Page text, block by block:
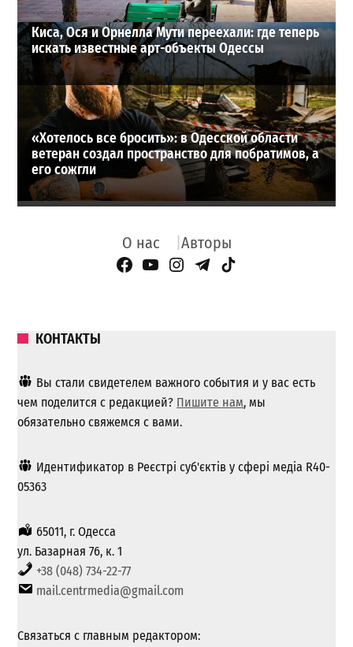
Киса, Ося и Орнелла Мути переехали: где теперь
искать известные арт-объекты Одессы
«Хотелось все бросить»: в Одесской области
ветеран создал пространство для побратимов, а
его сожгли
О нас Авторы
Facebook Page
YouTube
Instagram
Telegram
TikTok
КОНТАКТЫ
Вы стали свидетелем важного события и у вас есть
чем поделится с редакцией? Пишите нам, мы
обязательно свяжемся с вами.
Идентификатор в Реєстрі суб'єктів у сфері медіа R40-
05363
65011, г. Одесса
ул. Базарная 76, к. 1
+38 (048) 734-22-77
mail.centrmedia@gmail.com
Связаться с главным редактором: